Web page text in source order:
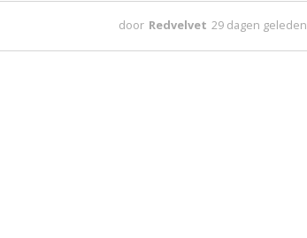
door Redvelvet 29 dagen geleden